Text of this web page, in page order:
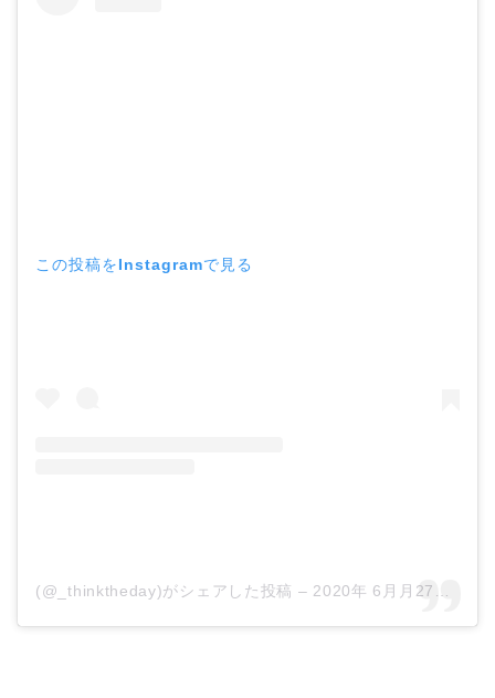
この投稿をInstagramで見る
(@_thinktheday)がシェアした投稿 – 2020年 6月月27日午前5時52分PDT